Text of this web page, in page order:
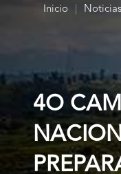
Inicio | Noticias
4O